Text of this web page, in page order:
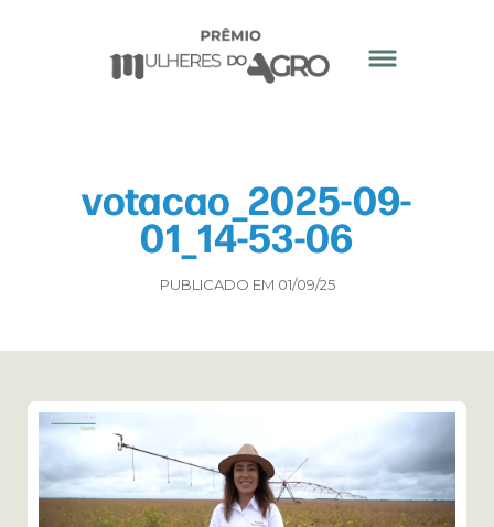
votacao_2025-09-
01_14-53-06
PUBLICADO EM 01/09/25